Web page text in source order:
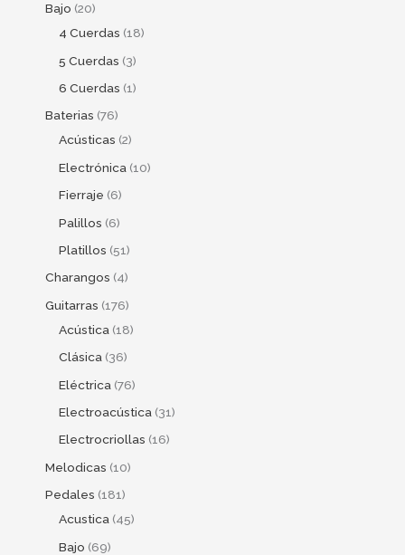
Bajo 20
4 Cuerdas 18
5 Cuerdas 3
6 Cuerdas 1
Baterias 76
Acústicas 2
Electrónica 10
Fierraje 6
Palillos 6
Platillos 51
Charangos 4
Guitarras 176
Acústica 18
Clásica 36
Eléctrica 76
Electroacústica 31
Electrocriollas 16
Melodicas 10
Pedales 181
Acustica 45
Bajo 69